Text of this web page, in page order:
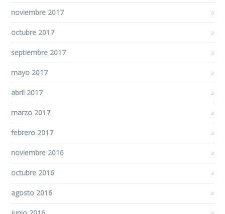
noviembre 2017
octubre 2017
septiembre 2017
mayo 2017
abril 2017
marzo 2017
febrero 2017
noviembre 2016
octubre 2016
agosto 2016